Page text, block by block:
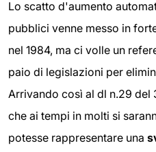
Lo scatto d'aumento
pubblici venne messo in
nel 1984, ma ci volle un
paio di legislazioni per
Arrivando così al dl n.29 del
che ai tempi in molti si
potesse rappresentare una